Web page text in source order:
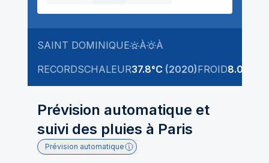
SAINT DOMINIQUE
LEVÉ DU SOLEIL
À
COUCHÉ DU SOLEIL
À
RECORDSCHALEUR37.8°C (2020)FROID8.0
Prévision automatique et
suivi des pluies à Paris
Prévision automatique